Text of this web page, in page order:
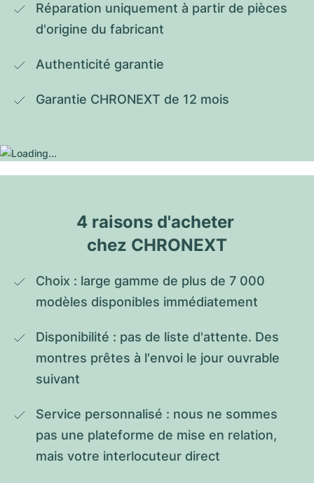
Réparation uniquement à partir de pièces
d'origine du fabricant
Authenticité garantie
Garantie CHRONEXT de 12 mois
4 raisons d'acheter
chez CHRONEXT
Choix : large gamme de plus de 7 000
modèles disponibles immédiatement
Disponibilité : pas de liste d'attente. Des
montres prêtes à l'envoi le jour ouvrable
suivant
Service personnalisé : nous ne sommes
pas une plateforme de mise en relation,
mais votre interlocuteur direct